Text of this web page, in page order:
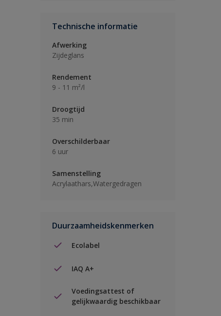
Technische informatie
Afwerking
Zijdeglans
Rendement
9 - 11 m²/l
Droogtijd
35 min
Overschilderbaar
6 uur
Samenstelling
Acrylaathars,Watergedragen
Duurzaamheidskenmerken
Ecolabel
IAQ A+
Voedingsattest of
gelijkwaardig beschikbaar